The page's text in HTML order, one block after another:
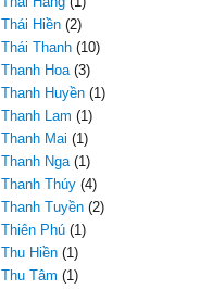
Thái Hiền (2)
Thái Thanh (10)
Thanh Hoa(3)
Thanh Huyền (1)
Thanh Lam (1)
Thanh Mai (1)
Thanh Nga(1)
Thanh Thúy (4)
Thanh Tuyền (2)
Thiên Phú (1)
Thu Hiền (1)
Thu Tâm (1)